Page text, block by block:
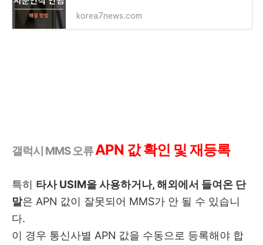
korea7news.com
갤럭시 MMS 오류APN 값 확인 및 재등록
특히 타사 USIM을 사용하거나, 해외에서 들여온 단
말은 APN 값이 잘못되어 MMS가 안 될 수 있습니
다.
이 경우 통신사별 APN 값을 수동으로 등록해야 합